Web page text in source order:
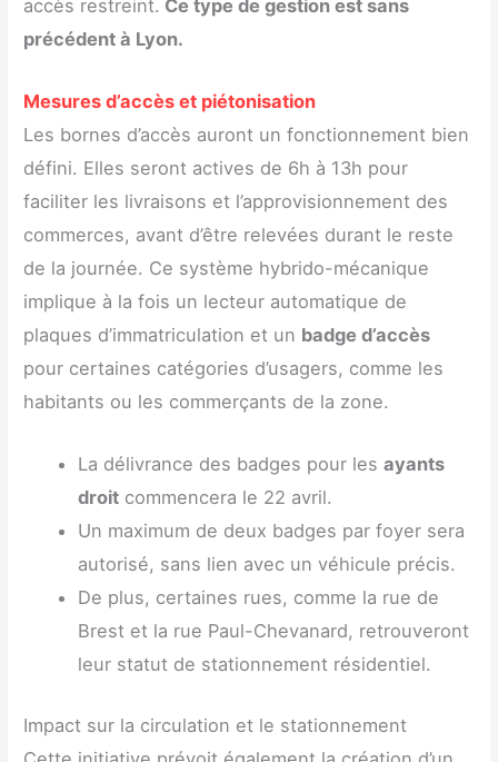
accès restreint. Ce type de gestion est sans
précédent à Lyon.
Mesures d’accès et piétonisation
Les bornes d’accès auront un fonctionnement bien
défini. Elles seront actives de 6h à 13h pour
faciliter les livraisons et l’approvisionnement des
commerces, avant d’être relevées durant le reste
de la journée. Ce système hybrido-mécanique
implique à la fois un lecteur automatique de
plaques d’immatriculation et un badge d’accès
pour certaines catégories d’usagers, comme les
habitants ou les commerçants de la zone.
La délivrance des badges pour lesayants
droit commencera le 22 avril.
Un maximum de deux badges par foyer sera
autorisé, sans lien avec un véhicule précis.
De plus, certaines rues, comme la rue de
Brest et la rue Paul-Chevanard, retrouveront
leur statut de stationnement résidentiel.
Impact sur la circulation et le stationnement